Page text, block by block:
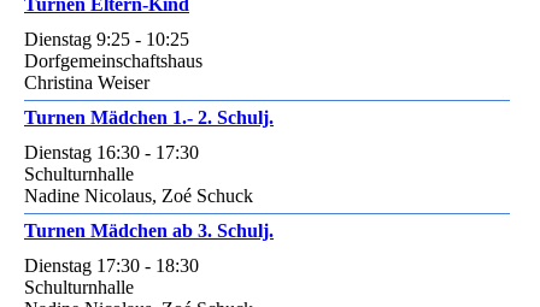
Dienstag 9:25 - 10:25
Dorfgemeinschaftshaus
Christina Weiser
Turnen Mädchen 1.- 2. Schulj.
Dienstag 16:30 - 17:30
Schulturnhalle
Nadine Nicolaus, Zoé Schuck
Turnen Mädchen ab 3. Schulj.
Dienstag 17:30 - 18:30
Schulturnhalle